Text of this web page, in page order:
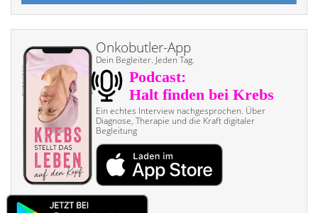
Onkobutler-App
Dein Begleiter. Jeden Tag.
Ein echtes Interview nach­gesprochen. Über
Diagnose, Therapie und die Kraft digitaler
Begleitung